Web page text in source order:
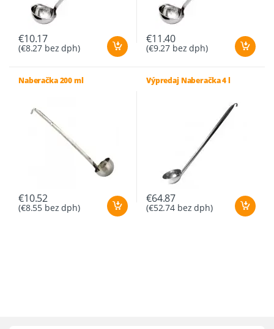
€10.17
(€8.27 bez dph)
€11.40
(€9.27 bez dph)
Naberačka 200 ml
€10.52
(€8.55 bez dph)
Výpredaj Naberačka 4 l
€64.87
(€52.74 bez dph)